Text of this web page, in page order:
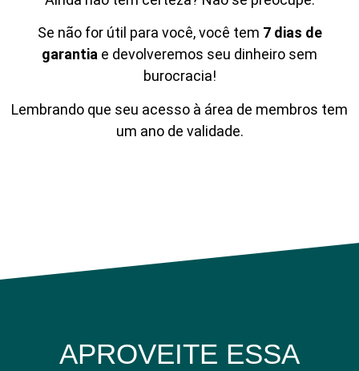
Se não for útil para você, você tem 7 dias de
garantia e devolveremos seu dinheiro sem
burocracia!
Lembrando que seu acesso à área de membros tem
um ano de validade.
APROVEITE ESSA